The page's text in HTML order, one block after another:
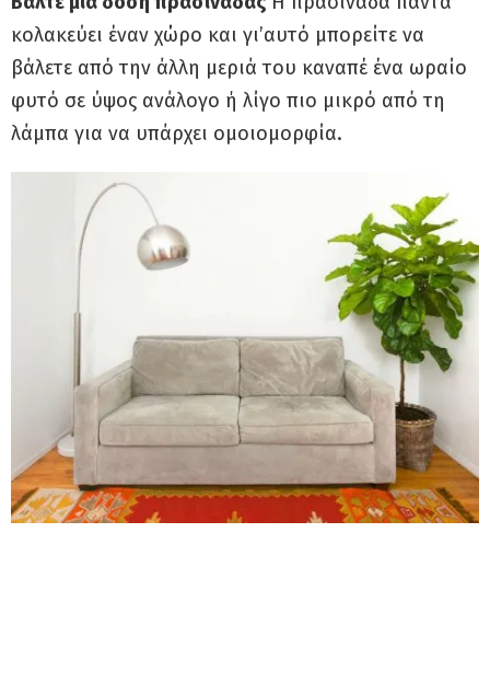
κολακεύει έναν χώρο και γι’αυτό μπορείτε να
βάλετε από την άλλη μεριά του καναπέ ένα ωραίο
φυτό σε ύψος ανάλογο ή λίγο πιο μικρό από τη
λάμπα για να υπάρχει ομοιομορφία.